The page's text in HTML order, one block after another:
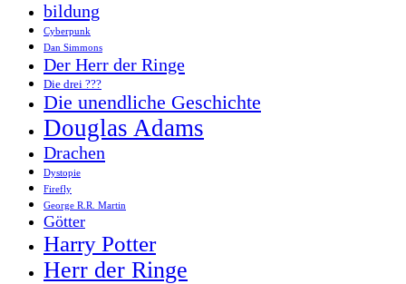
bildung
Cyberpunk
Dan Simmons
Der Herr der Ringe
Die drei ???
Die unendliche Geschichte
Douglas Adams
Drachen
Dystopie
Firefly
George R.R. Martin
Götter
Harry Potter
Herr der Ringe